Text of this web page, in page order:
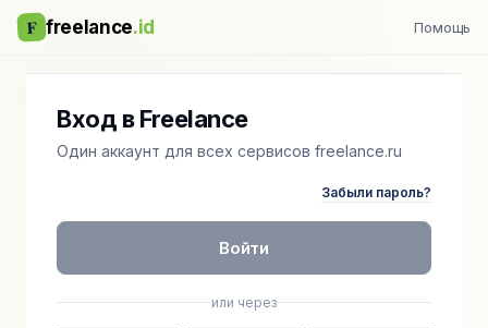
F freelance.id Помощь
Вход в Freelance
Один аккаунт для всех сервисов freelance.ru
Забыли пароль?
Войти
или через